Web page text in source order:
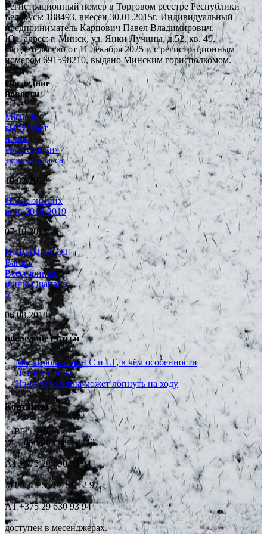
Регистрационный номер в Торговом реестре Республики
Беларусь: 188493, внесен 30.01.2015г. Индивидуальный
предприниматель Карпович Павел Владимирович.
Юр. адрес: г. Минск, ул. Янки Лучины, д.52, кв. 49,
Свидетельство от 11 декабря 2025 г. с регистрационным
номером 691598210, выдано Минским горисполкомом.
Последние
новости
Michelin
выпускает
новые
«всесезонки»
эконом-класса
10.02.2019
Обзор зимних
шин 2018-2019
07.10.2018
НОВИНКА ОТ
Barum.
Всесезонные
шины Quartaris
5.
06.08.2018
последние статьи
Маркировка шин C и LT, в чём особенности
Летние шины
Из-за чего шина может лопнуть на ходу
Контакты
РБ, г. Минск,
ул. Бородинская, 2 "Б",
А1 +375 29 690 93 94
MTS +375 29 751 12 97,
А1 +375 29 630 93 94
доступен в месенджерах.